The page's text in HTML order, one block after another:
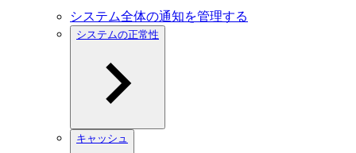
システム全体の通知を管理する
システムの正常性
キャッシュ